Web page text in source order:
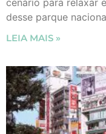
desse parque
LEIA MAIS »